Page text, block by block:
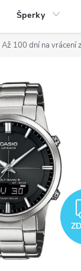
Šperky
Až 100 dní na vrácení